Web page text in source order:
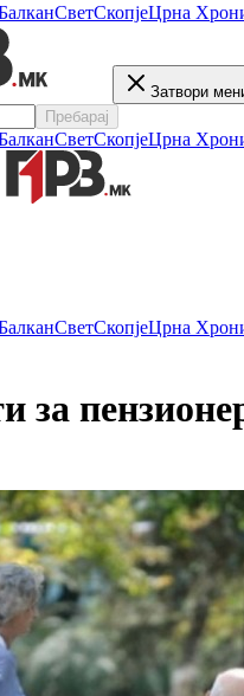
СветСкопјеЦрна
Затвори
Пребарај
СветСкопјеЦрна
СветСкопјеЦрна
за